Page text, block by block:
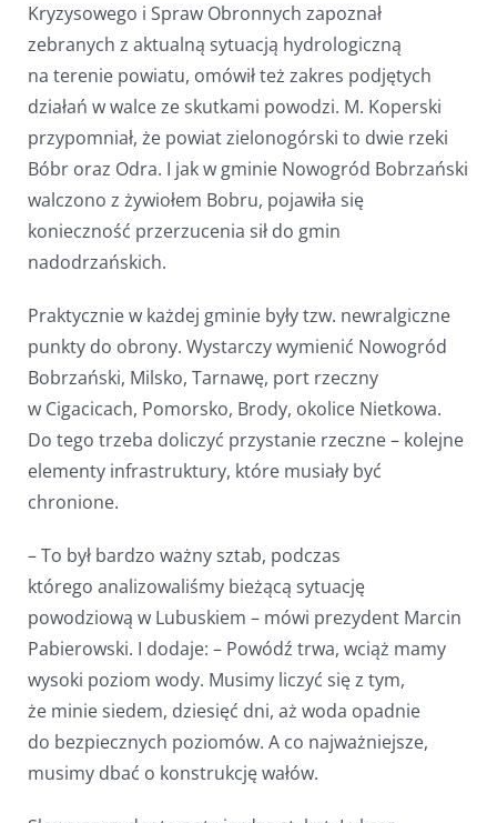
Kryzysowego i Spraw Obronnych zapoznał
zebranych z aktualną sytuacją hydrologiczną
na terenie powiatu, omówił też zakres podjętych
działań w walce ze skutkami powodzi. M. Koperski
przypomniał, że powiat zielonogórski to dwie rzeki
Bóbr oraz Odra. I jak w gminie Nowogród Bobrzański
walczono z żywiołem Bobru, pojawiła się
konieczność przerzucenia sił do gmin
nadodrzańskich.
Praktycznie w każdej gminie były tzw. newralgiczne
punkty do obrony. Wystarczy wymienić Nowogród
Bobrzański, Milsko, Tarnawę, port rzeczny
w Cigacicach, Pomorsko, Brody, okolice Nietkowa.
Do tego trzeba doliczyć przystanie rzeczne – kolejne
elementy infrastruktury, które musiały być
chronione.
– To był bardzo ważny sztab, podczas
którego analizowaliśmy bieżącą sytuację
powodziową w Lubuskiem – mówi prezydent Marcin
Pabierowski. I dodaje: – Powódź trwa, wciąż mamy
wysoki poziom wody. Musimy liczyć się z tym,
że minie siedem, dziesięć dni, aż woda opadnie
do bezpiecznych poziomów. A co najważniejsze,
musimy dbać o konstrukcję wałów.